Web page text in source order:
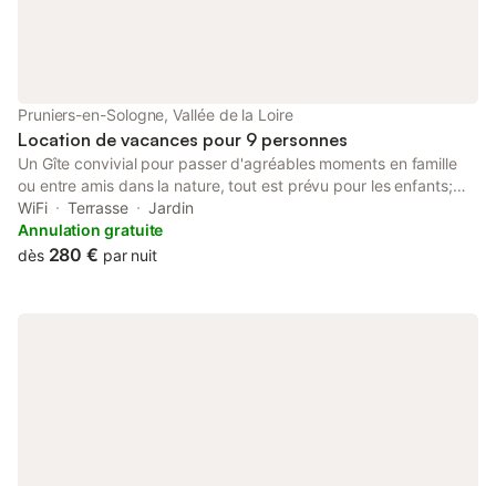
Pruniers-en-Sologne, Vallée de la Loire
Location de vacances pour 9 personnes
Un Gîte convivial pour passer d'agréables moments en famille
ou entre amis dans la nature, tout est prévu pour les enfants;
nos poules et chats seront ravis de vous dire bonjour! Vous
pourrez visiter le Zoo de Beauval et les chateaux de la Loire à
proximité.
WiFi Terrasse
Jardin
Annulation gratuite
dès 280 € par nuit